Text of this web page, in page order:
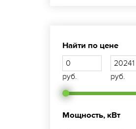
Найти по цене
руб. руб.
Мощность, кВт